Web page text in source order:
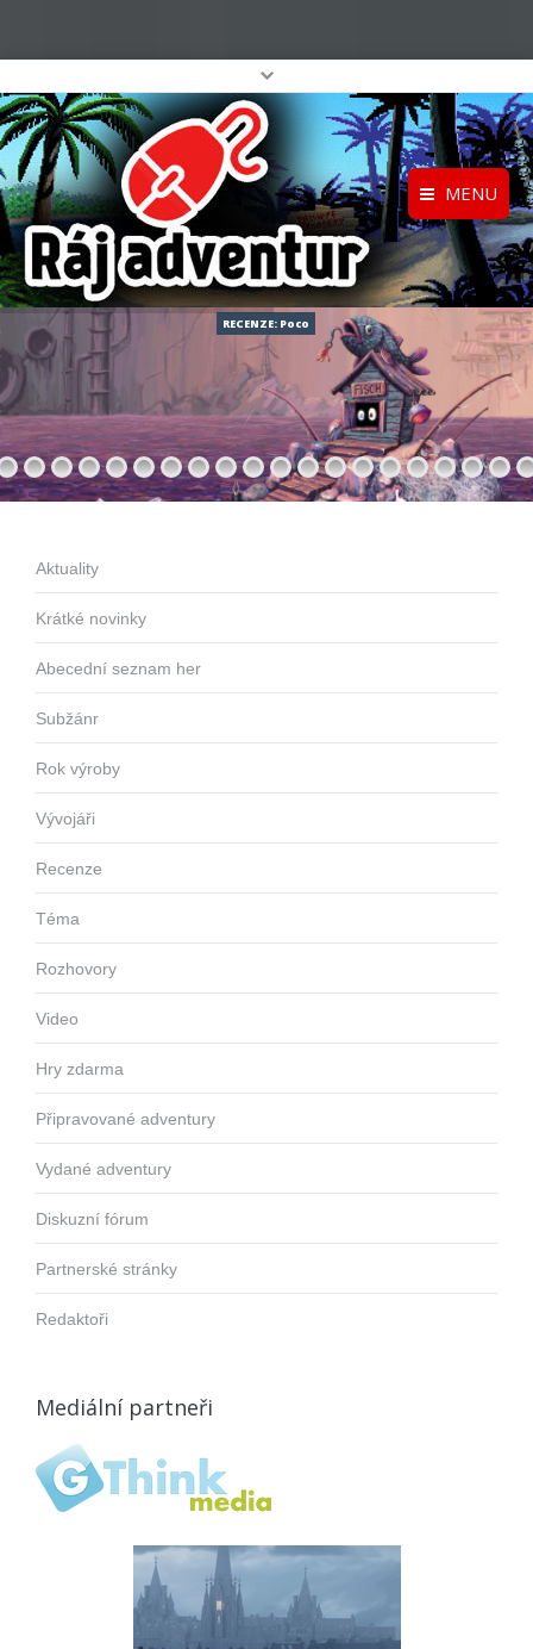
MENU
Registrace
Přihlášení
Profil
Home
O projektu
Katalog her
RECENZE: Poco
Aktuality
Krátké novinky
Abecední seznam her
Subžánr
Rok výroby
Vývojáři
Recenze
Téma
Rozhovory
Video
Hry zdarma
Připravované adventury
Vydané adventury
Diskuzní fórum
Partnerské stránky
Redaktoři
Mediální partneři